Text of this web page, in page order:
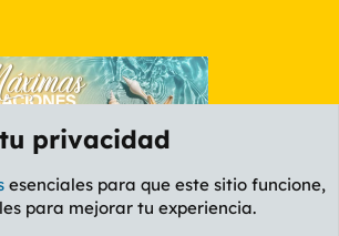
privacidad
esenciales para que este sitio funcione,
para mejorar tu experiencia.